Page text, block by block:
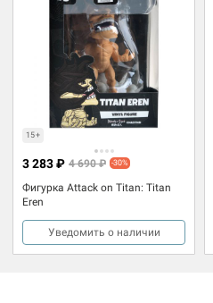
15+
Фигурка Attack on Titan: Titan
Eren
3 283 ₽ 4 690 ₽ -30%
Уведомить о наличии